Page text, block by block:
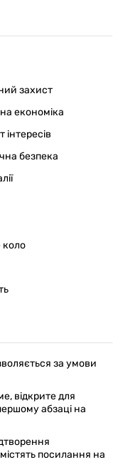
захист
економіка
інтересів
безпека
коло
за умови
відкрите для
абзаці на
містять посилання на